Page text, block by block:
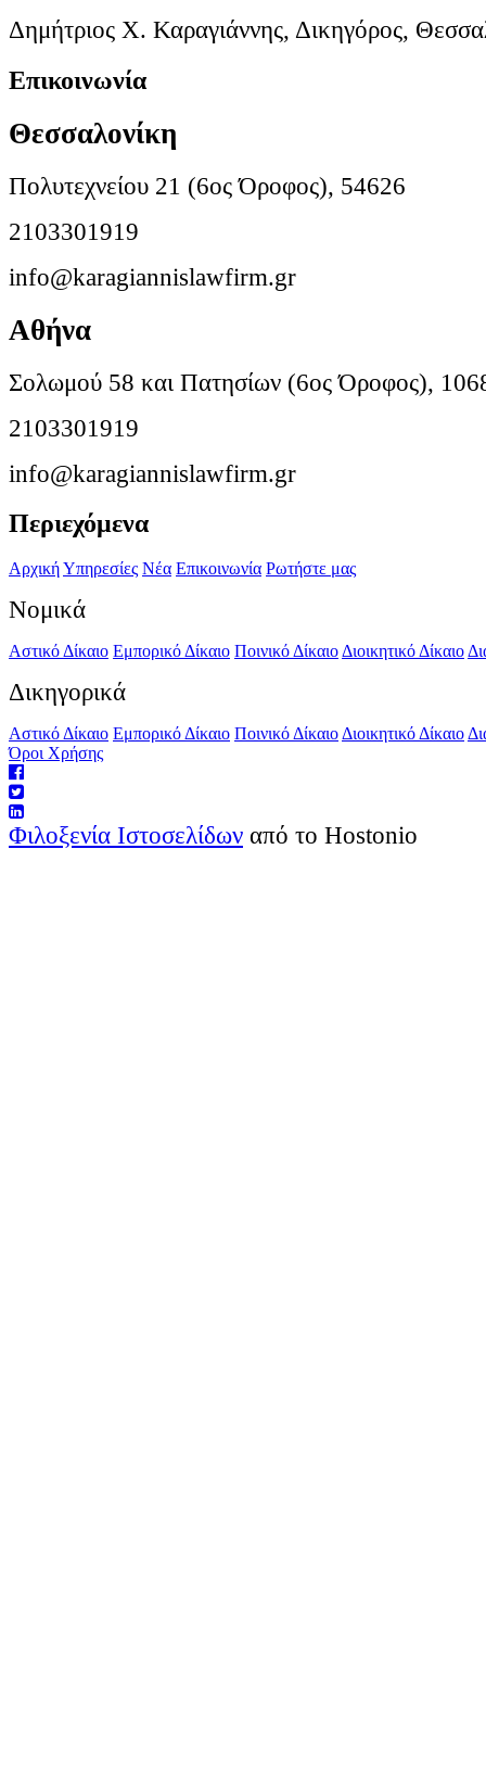
Δημήτριος Χ. Καραγιάννης, Δικηγόρος,
Επικοινωνία
Θεσσαλονίκη
Πολυτεχνείου 21 (6ος Όροφος), 54626
2103301919
info@karagiannislawfirm.gr
Αθήνα
Σολωμού 58 και Πατησίων (6ος Όροφος),
2103301919
info@karagiannislawfirm.gr
Περιεχόμενα
ΑρχικήΥπηρεσίες Νέα Επικοινωνία Ρωτήστε μας
Νομικά
Αστικό Δίκαιο Εμπορικό Δίκαιο Ποινικό Δίκαιο Διοικητικό Δίκαιο
Δικηγορικά
Αστικό Δίκαιο Εμπορικό Δίκαιο Ποινικό Δίκαιο Διοικητικό Δίκαιο
Όροι Χρήσης
Φιλοξενία Ιστοσελίδων από το Hostonio